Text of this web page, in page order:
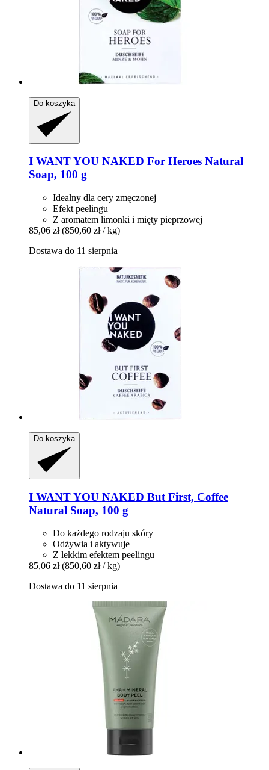
Do koszyka
I WANT YOU NAKED For Heroes Natural
Soap, 100 g
Idealny dla cery zmęczonej
Efekt peelingu
Z aromatem limonki i mięty pieprzowej
85,06 zł (850,60 zł / kg)
Dostawa do 11 sierpnia
Do koszyka
I WANT YOU NAKED But First, Coffee
Natural Soap, 100 g
Do każdego rodzaju skóry
Odżywia i aktywuje
Z lekkim efektem peelingu
85,06 zł (850,60 zł / kg)
Dostawa do 11 sierpnia